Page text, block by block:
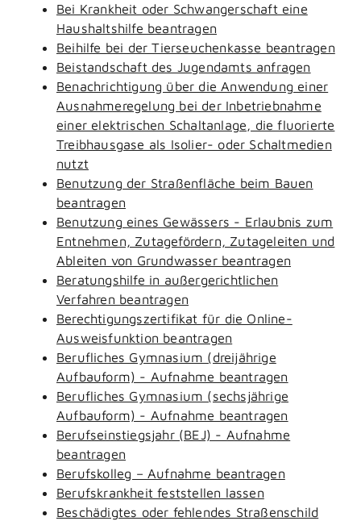
Bei Krankheit oder Schwangerschaft eine
Haushaltshilfe beantragen
Beihilfe bei der Tierseuchenkasse beantragen
Beistandschaft des Jugendamts anfragen
Benachrichtigung über die Anwendung einer
Ausnahmeregelung bei der Inbetriebnahme
einer elektrischen Schaltanlage, die fluorierte
Treibhausgase als Isolier- oder Schaltmedien
nutzt
Benutzung der Straßenfläche beim Bauen
beantragen
Benutzung eines Gewässers - Erlaubnis zum
Entnehmen, Zutagefördern, Zutageleiten und
Ableiten von Grundwasser beantragen
Beratungshilfe in außergerichtlichen
Verfahren beantragen
Berechtigungszertifikat für die Online-
Ausweisfunktion beantragen
Berufliches Gymnasium (dreijährige
Aufbauform) - Aufnahme beantragen
Berufliches Gymnasium (sechsjährige
Aufbauform) - Aufnahme beantragen
Berufseinstiegsjahr (BEJ) - Aufnahme
beantragen
Berufskolleg – Aufnahme beantragen
Berufskrankheit feststellen lassen
Beschädigtes oder fehlendes Straßenschild